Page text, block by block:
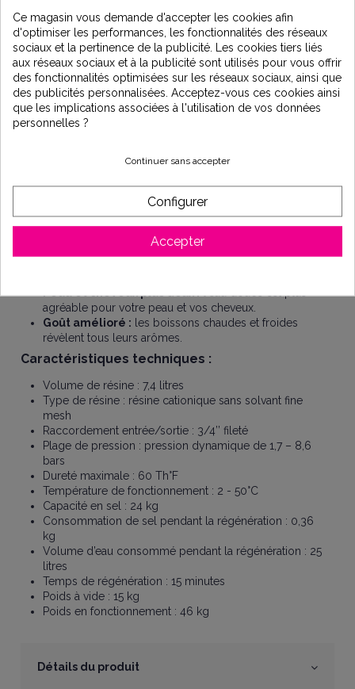
évitant ainsi les gaspillages.
Haute performance :la régénération à contre-
courant optimise la performance de la résine et garantit
une eau toujours douce.
Economies de sel :grâce à son mode de
fonctionnement, l'Ergo 8 consomme deux fois moins
de sel que les autres adoucisseurs.
Entretien facile :
L'installation doit être effectuée par un professionnel
Les avantages d'une eau adoucie :
Appareils électroménagers protégés :l'eau douce
vaisselle, chauffe-eau et autres appareils.
Peau et cheveux plus doux :l'eau douce est plus
agréable pour votre peau et vos cheveux.
Goût amélioré : les boissons chaudes et froides
révèlent tous leurs arômes.
Caractéristiques techniques :
Volume de résine : 7,4 litres
Type de résine : résine cationique sans solvant fine
mesh
Raccordement entrée/sortie : 3/4’’ fileté
Plage de pression : pression dynamique de 1,7 – 8,6
bars
Dureté maximale : 60 Th°F
Température de fonctionnement : 2 - 50°C
Capacité en sel : 24 kg
Consommation de sel pendant la régénération : 0,36
kg
Volume d’eau consommé pendant la régénération : 25
litres
Temps de régénération : 15 minutes
Poids à vide : 15 kg
Poids en fonctionnement : 46 kg
Détails du produit
Ce magasin vous demande d'accepter les cookies afin
d'optimiser les performances, les fonctionnalités des réseaux
sociaux et la pertinence de la publicité. Les cookies tiers liés
aux réseaux sociaux et à la publicité sont utilisés pour vous offrir
des fonctionnalités optimisées sur les réseaux sociaux, ainsi que
des publicités personnalisées. Acceptez-vous ces cookies ainsi
que les implications associées à l'utilisation de vos données
personnelles ?
Continuer sans accepter
Configurer
Accepter